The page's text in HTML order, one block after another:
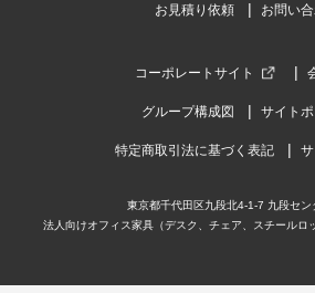
お見積り依頼 お問い
コーポレートサイト
グループ構成図 サイト
特定商取引法に基づく表記
東京都千代田区九段北4-1-7 九段セン
法人向けオフィス家具（デスク、チェア、スチールロ